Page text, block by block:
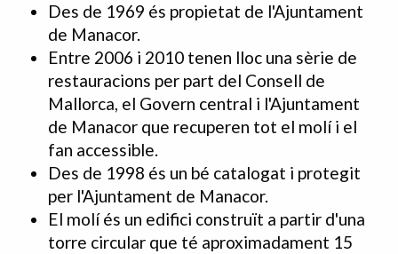
Des de 1969 és propietat de l'Ajuntament
de Manacor.
Entre 2006 i 2010 tenen lloc una sèrie de
restauracions per part del Consell de
Mallorca, el Govern central i l'Ajuntament
de Manacor que recuperen tot el molí i el
fan accessible.
Des de 1998 és un bé catalogat i protegit
per l'Ajuntament de Manacor.
El molí és un edifici construït a partir d'una
torre circular que té aproximadament 15